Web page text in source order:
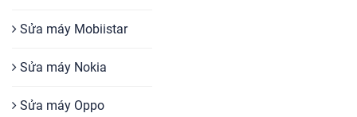
Sửa máy Mobiistar
Sửa máy Nokia
Sửa máy Oppo